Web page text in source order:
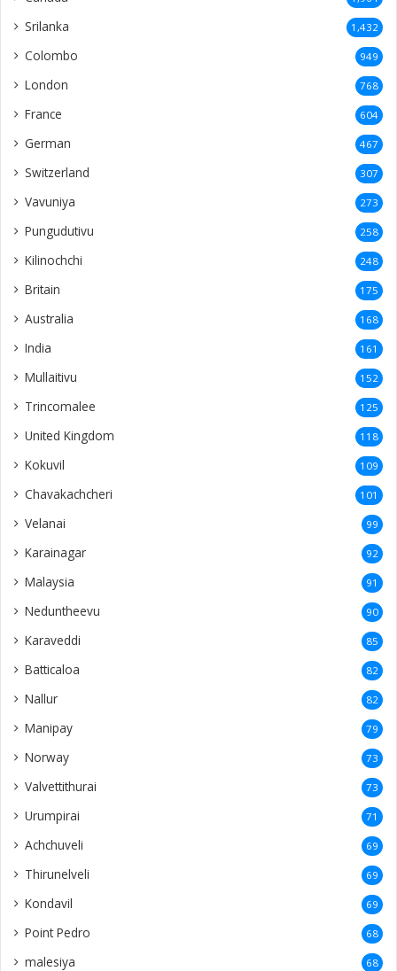
Srilanka 1,432
Colombo 949
London 768
France 604
German 467
Switzerland 307
Vavuniya 273
Pungudutivu 258
Kilinochchi 248
Britain 175
Australia 168
India 161
Mullaitivu 152
Trincomalee 125
United Kingdom 118
Kokuvil 109
Chavakachcheri 101
Velanai 99
Karainagar 92
Malaysia 91
Neduntheevu 90
Karaveddi 85
Batticaloa 82
Nallur 82
Manipay 79
Norway 73
Valvettithurai 73
Urumpirai 71
Achchuveli 69
Thirunelveli 69
Kondavil 69
Point Pedro 68
malesiya 68